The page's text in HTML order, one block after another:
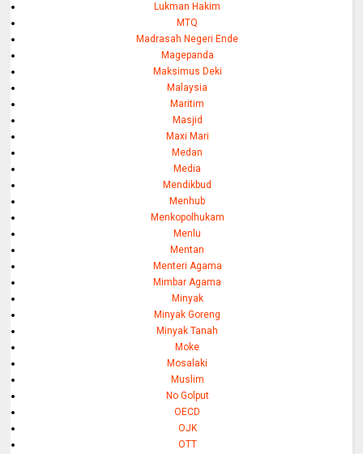
Lukman Hakim
MTQ
Madrasah Negeri Ende
Magepanda
Maksimus Deki
Malaysia
Maritim
Masjid
Maxi Mari
Medan
Media
Mendikbud
Menhub
Menkopolhukam
Menlu
Mentan
Menteri Agama
Mimbar Agama
Minyak
Minyak Goreng
Minyak Tanah
Moke
Mosalaki
Muslim
No Golput
OECD
OJK
OTT